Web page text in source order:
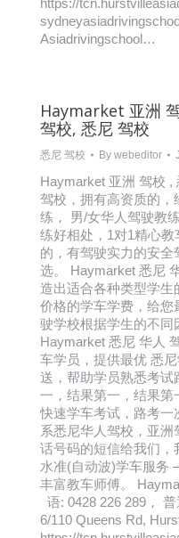
https://
Asiadrivingschool…
Haymarket 亚洲
驾校, 悉尼 驾校
悉尼 驾校 By webeditor
Haymarket 亚洲 驾校 ,
驾校，拥有高资质的，
练， 男/女华人驾驶教
练好相处，1对1精心
的，有驾驶实力的安
选。 Haymarket 悉尼
造出适合各种类型学
价格的学车学费，给您
驶学校根据学生的不同
Haymarket 悉尼 华人
车学员，提供最优 悉
送，帮助学员熟悉考
一，结果第一，结果第
快速学车考试，路考一
系悉尼华人驾校，亚
话号码的短信给我们，
水准(自动波)学车服务
丰富教车师傅。
语: 0428 226 289，
6/110 Queens Rd,